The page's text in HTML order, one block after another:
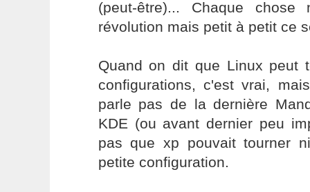
(peut-être)... Chaque chose
révolution mais petit à petit ce
Quand on dit que Linux peut
configurations, c'est vrai,
parle pas de la dernière
KDE (ou avant dernier peu
pas que xp pouvait tourner
petite configuration.